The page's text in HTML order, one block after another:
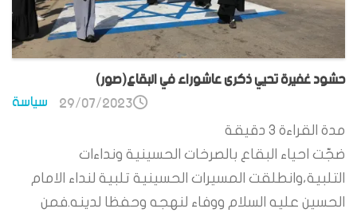
حشود غفيرة تحيي ذكرى عاشوراء في البقاع(صور)
سياسة 29/07/2023
مدة القراءة 3 دقيقة
ضجّت احياء البقاع بالصرخات الحسينية ونداءات
التلبية،وانطلقت المسيرات الحسينية تلبية لنداء الامام
الحسين عليه السلام ووفاء لنهجه وحفظا لدينه.فمن